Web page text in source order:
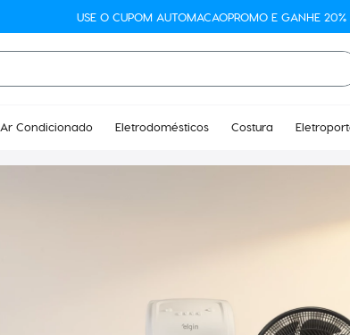
USE O CUPOM AUTOMACAOPROMO E GANHE
Ar Condicionado Eletrodomésticos Costura